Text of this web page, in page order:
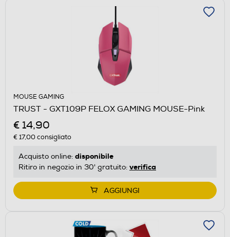
MOUSE GAMING
TRUST - GXT109P FELOX GAMING MOUSE-Pink
€ 14,90
€ 17,00consigliato
Acquisto online: disponibile
Ritiro in negozio in 30' gratuito: verifica
AGGIUNGI